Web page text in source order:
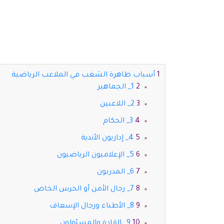
أسباب ظاهرة الشغب في الملاعب الرياضية
1_ الجماهير
2_ اللاعبين
3_ الحكام
4_ إداريون الأندية
5_ الإعلاميون الرياضيون
6_ المدربون
7_ رجال الأمن أو الحرس الخاص
8_ الأطباء ورجال الإسعاف